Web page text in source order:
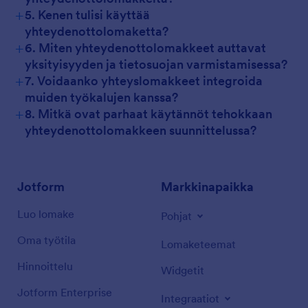
+5. Kenen tulisi käyttää
yhteydenottolomaketta?
+6. Miten yhteydenottolomakkeet auttavat
yksityisyyden ja tietosuojan varmistamisessa?
+7. Voidaanko yhteyslomakkeet integroida
muiden työkalujen kanssa?
+8. Mitkä ovat parhaat käytännöt tehokkaan
yhteydenottolomakkeen suunnittelussa?
Jotform
Luo lomake
Oma työtila
Hinnoittelu
Jotform Enterprise
Markkinapaikka
Pohjat
Lomaketeemat
Widgetit
Integraatiot